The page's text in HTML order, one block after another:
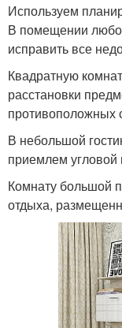
Используем
В помещении
исправить все
Квадратную
расстановки
противоположных
В небольшой
приемлем угловой
Комнату большой
отдыха,